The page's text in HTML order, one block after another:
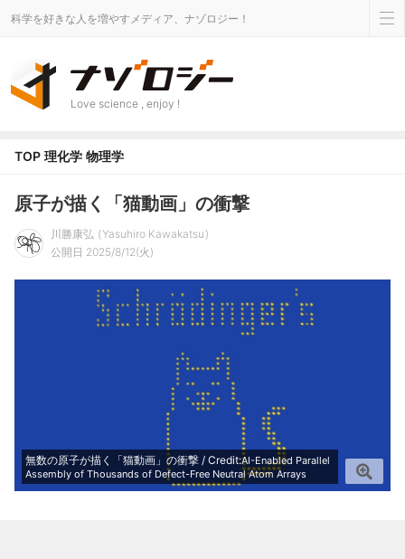
科学を好きな人を増やすメディア、ナゾロジー！
Love science , enjoy !
TOP 理化学 物理学
原子が描く「猫動画」の衝撃
川勝康弘
Yasuhiro Kawakatsu
公開日 2025/8/12(火)
無数の原子が描く「猫動画」の衝撃 / Credit:AI-Enabled Parallel
Assembly of Thousands of Defect-Free Neutral Atom Arrays